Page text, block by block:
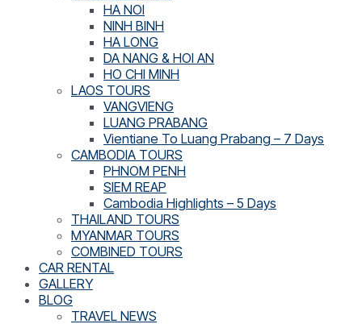
HA NOI
NINH BINH
HA LONG
DA NANG & HOI AN
HO CHI MINH
LAOS TOURS
VANGVIENG
LUANG PRABANG
Vientiane To Luang Prabang – 7 Days
CAMBODIA TOURS
PHNOM PENH
SIEM REAP
Cambodia Highlights – 5 Days
THAILAND TOURS
MYANMAR TOURS
COMBINED TOURS
CAR RENTAL
GALLERY
BLOG
TRAVEL NEWS